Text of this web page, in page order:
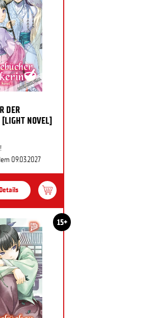
DER
NOVEL]
09.03.2027
Details
15+